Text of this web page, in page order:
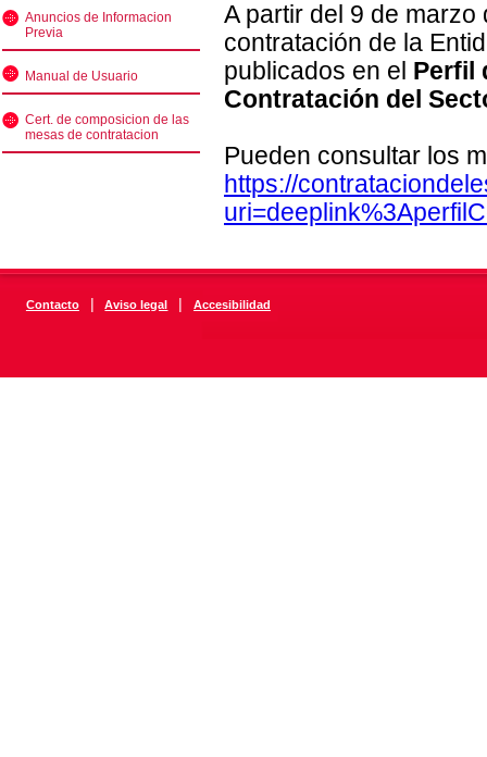
Anuncios de Informacion
Previa
Manual de Usuario
Cert. de composicion de las
mesas de contratacion
A partir del 9 de
contratación de la
publicados en el Perfil
Contratación del
Pueden consultar los
https://
Contacto | Aviso legal | Accesibilidad